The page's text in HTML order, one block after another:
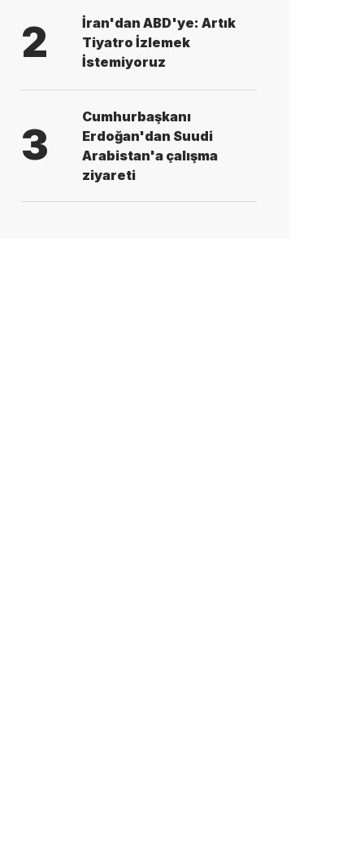
2
İran'dan ABD'ye: Artık
Tiyatro İzlemek
İstemiyoruz
3
Cumhurbaşkanı
Erdoğan'dan Suudi
Arabistan'a çalışma
ziyareti